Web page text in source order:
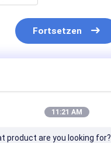
Fortsetzen
Produkte
11:21 AM
product are you looking for?